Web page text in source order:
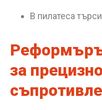
В пилатеса
за